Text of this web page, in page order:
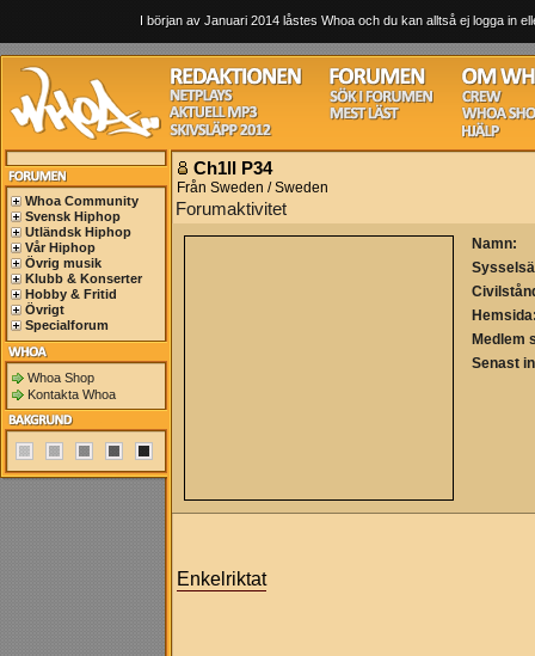
I början av Januari 2014 låstes Whoa och du kan alltså ej logga in
Whoa Community
Svensk Hiphop
Utländsk Hiphop
Vår Hiphop
Övrig musik
Klubb & Konserter
Hobby & Fritid
Övrigt
Specialforum
Whoa Shop
Kontakta Whoa
Ch1ll P34
Från Sweden / Sweden
Forumaktivitet
Namn:
Medlem
Senast
Enkelriktat